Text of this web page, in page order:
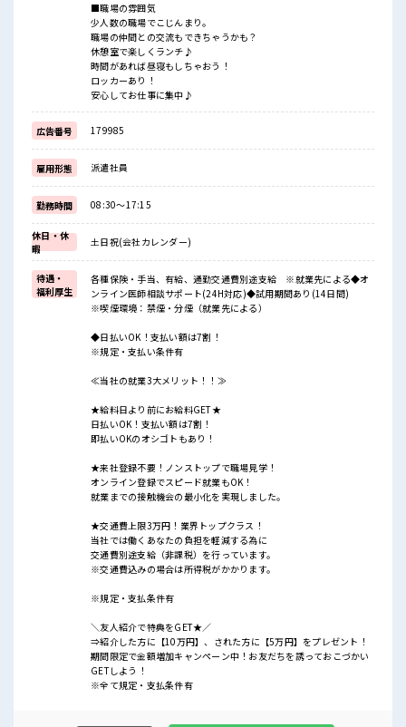
■職場の雰囲気
少人数の職場でこじんまり。
職場の仲間との交流もできちゃうかも？
休憩室で楽しくランチ♪
時間があれば昼寝もしちゃおう！
ロッカーあり！
安心してお仕事に集中♪
広告番号 179985
雇用形態 派遣社員
勤務時間 08:30～17:15
休日・休
暇
土日祝(会社カレンダー)
待遇・
福利厚生
各種保険・手当、有給、通勤交通費別途支給 ※就業先による◆オ
ンライン医師相談サポート(24H対応)◆試用期間あり(14日間)
※喫煙環境：禁煙・分煙（就業先による）
◆日払いOK！支払い額は7割！
※規定・支払い条件有
≪当社の就業3大メリット！！≫
★給料日より前にお給料GET★
日払いOK！支払い額は7割！
即払いOKのオシゴトもあり！
★来社登録不要！ノンストップで職場見学！
オンライン登録でスピード就業もOK！
就業までの接触機会の最小化を実現しました。
★交通費上限3万円！業界トップクラス！
当社では働くあなたの負担を軽減する為に
交通費別途支給（非課税）を行っています。
※交通費込みの場合は所得税がかかります。
※規定・支払条件有
＼友人紹介で特典をGET★／
⇒紹介した方に【10万円】、された方に【5万円】をプレゼント！
期間限定で金額増加キャンペーン中！お友だちを誘っておこづかい
GETしよう！
※全て規定・支払条件有